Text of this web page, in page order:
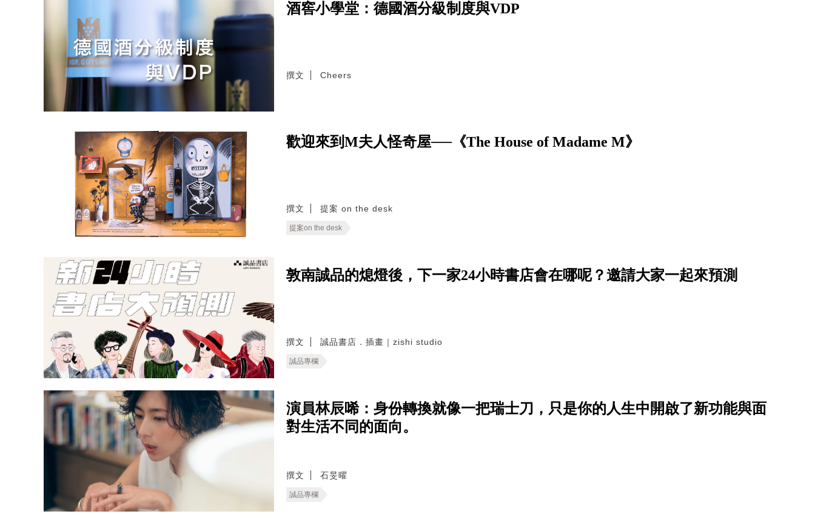
酒窖小學堂：德國酒分級制度與VDP
撰文 Cheers
歡迎來到M夫人怪奇屋──《The House of Madame M》
撰文 提案 on the desk
提案on the desk
敦南誠品的熄燈後，下一家24小時書店會在哪呢？邀請大家一起來預測
撰文 誠品書店．插畫｜zishi studio
誠品專欄
演員林辰唏：身份轉換就像一把瑞士刀，只是你的人生中開啟了新功能與面
對生活不同的面向。
撰文 石旻曜
誠品專欄